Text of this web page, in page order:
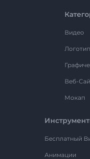
Видео
Логотип
Веб-
Мокап
Бесплатный
Анимации